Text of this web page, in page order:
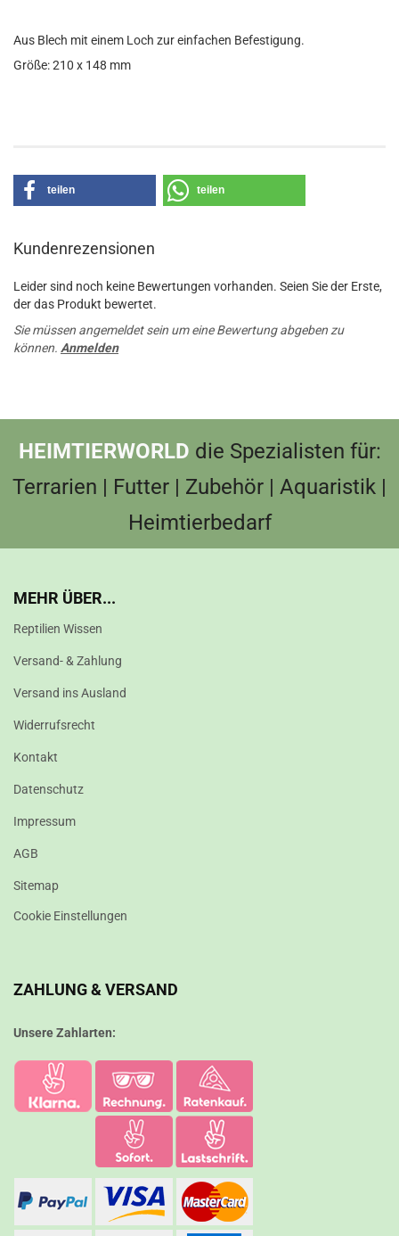
Aus Blech mit einem Loch zur einfachen Befestigung.
Größe: 210 x 148 mm
teilen teilen
Kundenrezensionen
Leider sind noch keine Bewertungen vorhanden. Seien Sie der Erste,
der das Produkt bewertet.
Sie müssen angemeldet sein um eine Bewertung abgeben zu
können. Anmelden
HEIMTIERWORLD die Spezialisten für:
Terrarien | Futter | Zubehör | Aquaristik |
Heimtierbedarf
MEHR ÜBER...
Reptilien Wissen
Versand- & Zahlung
Versand ins Ausland
Widerrufsrecht
Kontakt
Datenschutz
Impressum
AGB
Sitemap
Cookie Einstellungen
ZAHLUNG & VERSAND
Unsere Zahlarten: